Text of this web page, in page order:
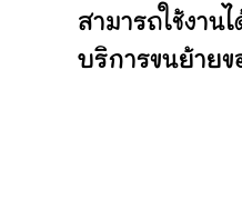
สามารถใช้งา
บริการขนย้าย